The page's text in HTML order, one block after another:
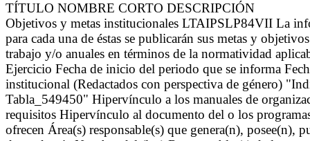
TÍTULO NOMBRE CORTO DESCRIPCIÓN
Objetivos y metas institucionales LTAIPSLP84VII La
para cada una de éstas se publicarán sus metas y
trabajo y/o anuales en términos de la normatividad
Ejercicio Fecha de inicio del periodo que se informa
institucional (Redactados con perspectiva de género)
Tabla_549450" Hipervínculo a los manuales de
requisitos Hipervínculo al documento del o los
ofrecen Área(s) responsable(s) que genera(n),